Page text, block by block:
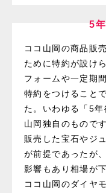
5
ココ山岡の商品販
ために特約が設け
フォームや一定期
特約をつけること
た。いわゆる「5
山岡独自のもので
販売した宝石やジ
が前提であったが
影響もあり相場が
ココ山岡のダイヤ